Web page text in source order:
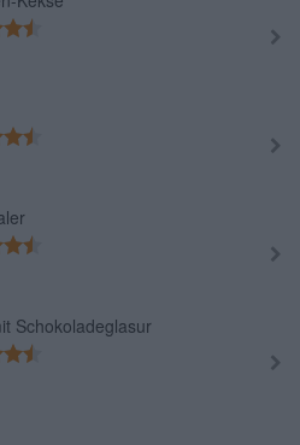
Schokoladeglasur